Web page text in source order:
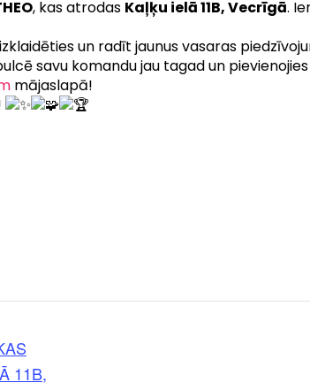
, kas atrodas Kaļķu ielā 11B, Vecrīgā.
un radīt jaunus vasaras
savu komandu jau tagad un
mājaslapā!
11B,